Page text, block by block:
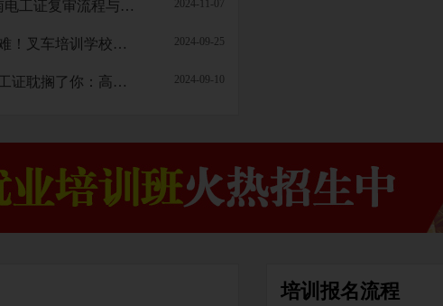
解读 2024 河南电工证复审流程与要点 2024-11-07
叉车驾驶不再难！叉车培训学校带你轻松上手。 2024-09-25
别让失效的电工证耽搁了你：高压、低压电工证复审指南来了！ 2024-09-10
培训报名流程